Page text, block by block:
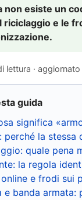
non esiste un
riciclaggio e le
· aggiornato
guida
significa
perché la stessa
quale pena
la regola
e frodi sui
e banda